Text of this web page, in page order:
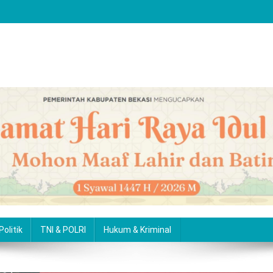
Politik TNI & POLRI Hukum & Kriminal